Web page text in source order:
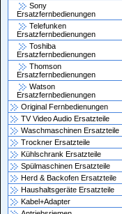
Sony
Ersatzfernbedienungen
Telefunken
Ersatzfernbedienungen
Toshiba
Ersatzfernbedienungen
Thomson
Ersatzfernbedienungen
Watson
Ersatzfernbedienungen
Original Fernbedienungen
TV Video Audio Ersatzteile
Waschmaschinen Ersatzteile
Trockner Ersatzteile
Kühlschrank Ersatzteile
Spülmaschinen Ersatzteile
Herd & Backofen Ersatzteile
Haushaltsgeräte Ersatzteile
Kabel+Adapter